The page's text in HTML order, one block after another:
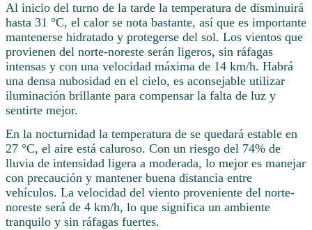
Al inicio del turno de la tarde la temperatura de disminuirá
hasta 31 °C, el calor se nota bastante, así que es importante
mantenerse hidratado y protegerse del sol. Los vientos que
provienen del norte-noreste serán ligeros, sin ráfagas
intensas y con una velocidad máxima de 14 km/h. Habrá
una densa nubosidad en el cielo, es aconsejable utilizar
iluminación brillante para compensar la falta de luz y
sentirte mejor.
En la nocturnidad la temperatura de se quedará estable en
27 °C, el aire está caluroso. Con un riesgo del 74% de
lluvia de intensidad ligera a moderada, lo mejor es manejar
con precaución y mantener buena distancia entre
vehículos. La velocidad del viento proveniente del norte-
noreste será de 4 km/h, lo que significa un ambiente
tranquilo y sin ráfagas fuertes.